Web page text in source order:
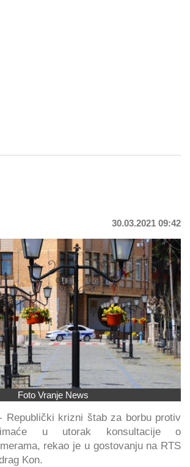
30.03.2021 09:42
Foto Vranje News
Republički krizni štab za borbu protiv
imaće u utorak konsultacije o
rekao je u gostovanju na RTS
Kon.